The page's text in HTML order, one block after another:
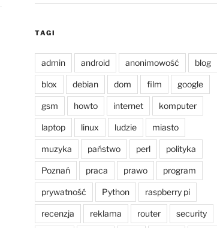
TAGI
admin android anonimowość blog
blox debian dom film google
gsm howto internet komputer
laptop linux ludzie miasto
muzyka państwo perl polityka
Poznań praca prawo program
prywatność Python raspberry pi
recenzja reklama router security